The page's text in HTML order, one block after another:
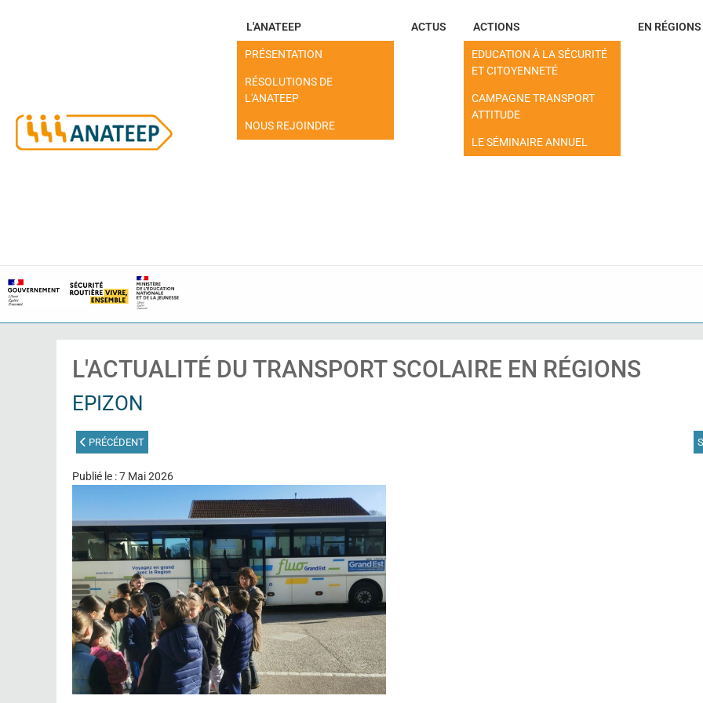
L'ANATEEP
PRÉSENTATION
RÉSOLUTIONS DE
L'ANATEEP
NOUS REJOINDRE
ACTUS ACTIONS
EDUCATION À LA SÉCURITÉ
ET CITOYENNETÉ
CAMPAGNE TRANSPORT
ATTITUDE
LE SÉMINAIRE ANNUEL
EN RÉGIONS
L'ACTUALITÉ DU TRANSPORT SCOLAIRE EN RÉGIONS
EPIZON
ARTICLE PRÉCÉDENT : PÉRIGUEUX
PRÉCÉDENT
Publié le : 7 Mai 2026